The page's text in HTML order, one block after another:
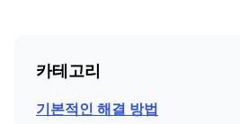
카테고리
기본적인 해결 방법